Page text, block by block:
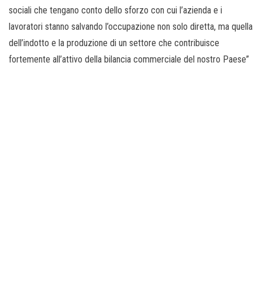
sociali che tengano conto dello sforzo con cui l’azienda e i
lavoratori stanno salvando l’occupazione non solo diretta, ma quella
dell’indotto e la produzione di un settore che contribuisce
fortemente all’attivo della bilancia commerciale del nostro Paese”